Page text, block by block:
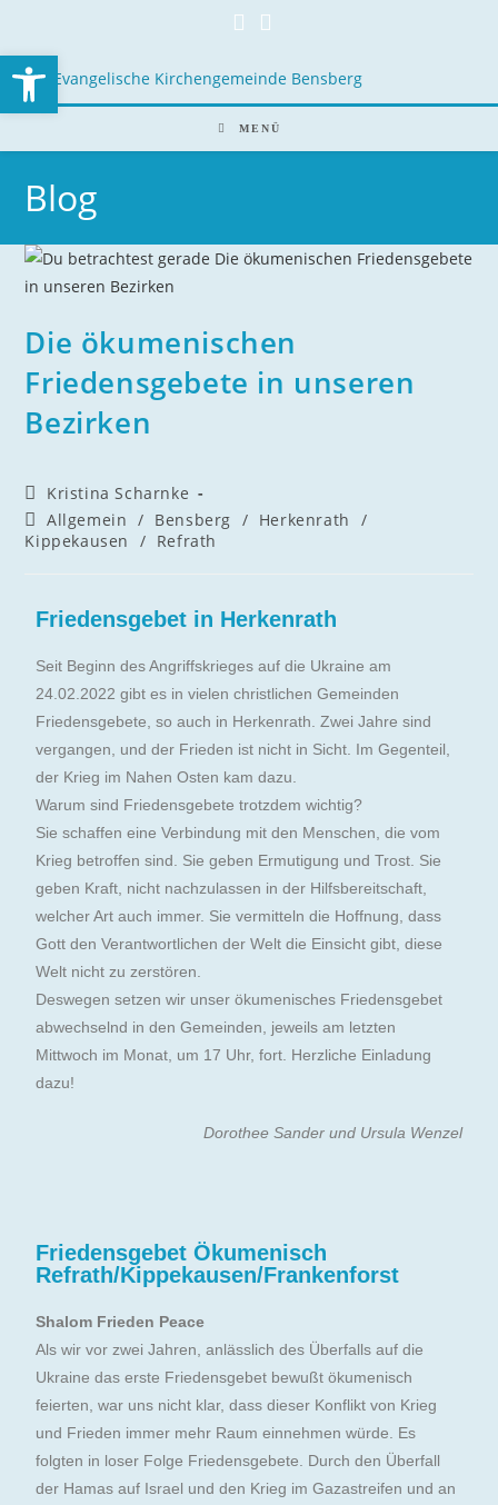
MENÜ
Blog
Die ökumenischen
Friedensgebete in unseren
Bezirken
Kristina Scharnke
Allgemein / Bensberg / Herkenrath
/
Kippekausen
/ Refrath
Friedensgebet in Herkenrath
Seit Beginn des Angriffskrieges auf die Ukraine am
24.02.2022 gibt es in vielen christlichen Gemeinden
Friedensgebete, so auch in Herkenrath. Zwei Jahre sind
vergangen, und der Frieden ist nicht in Sicht. Im Gegenteil,
der Krieg im Nahen Osten kam dazu.
Warum sind Friedensgebete trotzdem wichtig?
Sie schaffen eine Verbindung mit den Menschen, die vom
Krieg betroffen sind. Sie geben Ermutigung und Trost. Sie
geben Kraft, nicht nachzulassen in der Hilfsbereitschaft,
welcher Art auch immer. Sie vermitteln die Hoffnung, dass
Gott den Verantwortlichen der Welt die Einsicht gibt, diese
Welt nicht zu zerstören.
Deswegen setzen wir unser ökumenisches Friedensgebet
abwechselnd in den Gemeinden, jeweils am letzten
Mittwoch im Monat, um 17 Uhr, fort. Herzliche Einladung
dazu!
Dorothee Sander und Ursula Wenzel
Friedensgebet Ökumenisch
Refrath/Kippekausen/Frankenforst
Shalom Frieden Peace
Als wir vor zwei Jahren, anlässlich des Überfalls auf die
Ukraine das erste Friedensgebet bewußt ökumenisch
feierten, war uns nicht klar, dass dieser Konflikt von Krieg
und Frieden immer mehr Raum einnehmen würde. Es
folgten in loser Folge Friedensgebete. Durch den Überfall
der Hamas auf Israel und den Krieg im Gazastreifen und an
Open toolbar